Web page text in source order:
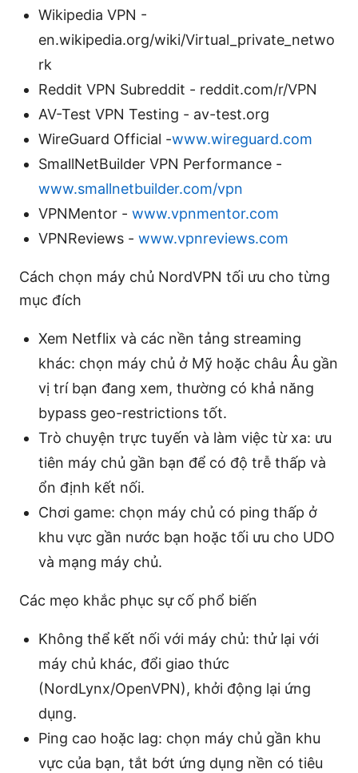
Wikipedia VPN -
en.wikipedia.org/wiki/Virtual_private_netwo
rk
Reddit VPN Subreddit - reddit.com/r/VPN
AV-Test VPN Testing - av-test.org
WireGuard Official -www.wireguard.com
SmallNetBuilder VPN Performance -
www.smallnetbuilder.com/vpn
VPNMentor - www.vpnmentor.com
VPNReviews - www.vpnreviews.com
Cách chọn máy chủ NordVPN tối ưu cho từng
mục đích
Xem Netflix và các nền tảng streaming
khác: chọn máy chủ ở Mỹ hoặc châu Âu gần
vị trí bạn đang xem, thường có khả năng
bypass geo-restrictions tốt.
Trò chuyện trực tuyến và làm việc từ xa: ưu
tiên máy chủ gần bạn để có độ trễ thấp và
ổn định kết nối.
Chơi game: chọn máy chủ có ping thấp ở
khu vực gần nước bạn hoặc tối ưu cho UDO
và mạng máy chủ.
Các mẹo khắc phục sự cố phổ biến
Không thể kết nối với máy chủ: thử lại với
máy chủ khác, đổi giao thức
(NordLynx/OpenVPN), khởi động lại ứng
dụng.
Ping cao hoặc lag: chọn máy chủ gần khu
vực của bạn, tắt bớt ứng dụng nền có tiêu